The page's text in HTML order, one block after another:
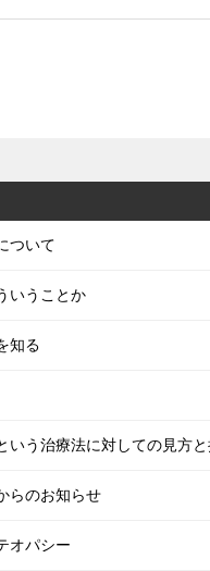
ついて
いうことか
知る
いう治療法に対しての見方
らのお知らせ
オパシー